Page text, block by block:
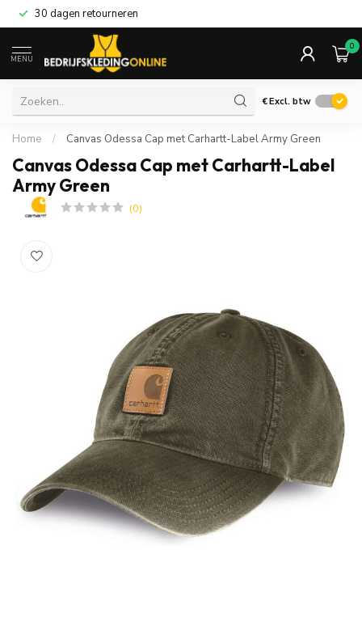
30 dagen retourneren
MENU
0
€Excl. btw
Home / Canvas Odessa Cap met Carhartt-Label Army Green
Canvas Odessa Cap met Carhartt-Label
Army Green
(0)